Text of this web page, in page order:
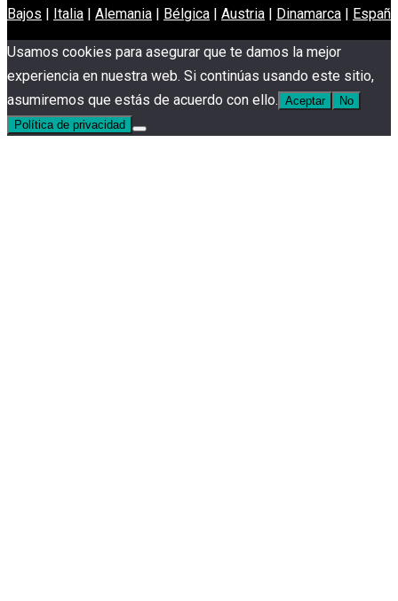
Bajos | Italia | Alemania | Bélgica | Austria | Dinamarca | España
Usamos cookies para asegurar que te damos la mejor
experiencia en nuestra web. Si continúas usando este sitio,
asumiremos que estás de acuerdo con ello. Aceptar
No
Política de privacidad